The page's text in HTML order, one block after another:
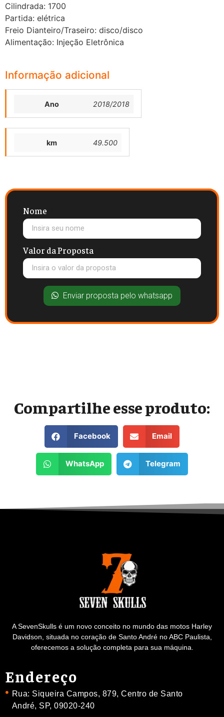
Cilindrada: 1700
Partida: elétrica
Freio Dianteiro/Traseiro: disco/disco
Alimentação: Injeção Eletrônica
Informação adicional
Ano 2018/2018
km 49.500
Nome
Valor da Proposta
Enviar proposta pelo whatsapp
Compartilhe esse produto:
Facebook Email
WhatsApp Telegram
A SevenSkulls é um novo conceito no mundo das motos Harley
Davidson, situada no coração de Santo André no ABC Paulista,
oferecemos a solução completa para sua máquina.
Endereço
Rua: Siqueira Campos, 879, Centro de Santo
André, SP, 09020-240